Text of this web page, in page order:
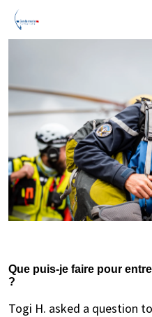
Que puis-je faire pour
?
Togi H. asked a question